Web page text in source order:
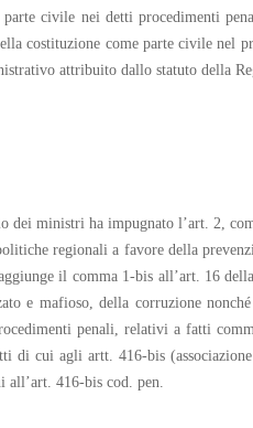
civile nei detti procedimenti
costituzione come parte civile nel
attribuito dallo statuto della
dei ministri ha impugnato l’art. 2,
regionali a favore della
il comma 1-bis all’art. 16
e mafioso, della corruzione
penali, relativi a fatti
di cui agli artt. 416-bis
416-bis cod. pen.